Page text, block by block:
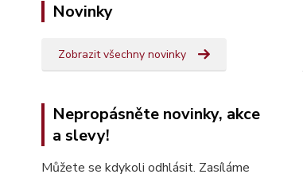
Novinky
Zobrazit všechny novinky
Nepropásněte novinky, akce
a slevy!
Můžete se kdykoli odhlásit. Zasíláme